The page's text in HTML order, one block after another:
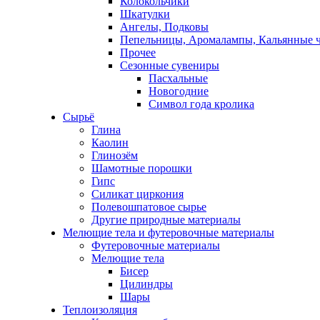
Шкатулки
Ангелы, Подковы
Пепельницы, Аромалампы, Кальянные
Прочее
Сезонные сувениры
Пасхальные
Новогодние
Символ года кролика
Сырьё
Глина
Каолин
Глинозём
Шамотные порошки
Гипс
Силикат циркония
Полевошпатовое сырье
Другие природные материалы
Мелющие тела и футеровочные материалы
Футеровочные материалы
Мелющие тела
Бисер
Цилиндры
Шары
Теплоизоляция